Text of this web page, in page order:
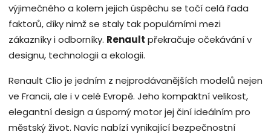
výjimečného a kolem jejich úspěchu se točí celá řada
faktorů, díky nimž se staly tak populárními mezi
zákazníky i odborníky. Renault překračuje očekávání v
designu, technologii a ekologii.
Renault Clio je jedním z nejprodávanějších modelů nejen
ve Francii, ale i v celé Evropě. Jeho kompaktní velikost,
elegantní design a úsporný motor jej činí ideálním pro
městský život. Navíc nabízí vynikající bezpečnostní